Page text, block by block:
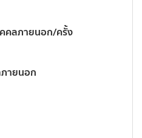
คลภายนอก/ครั้ง
ายนอก